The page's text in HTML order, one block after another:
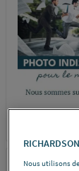
Nous utilisons